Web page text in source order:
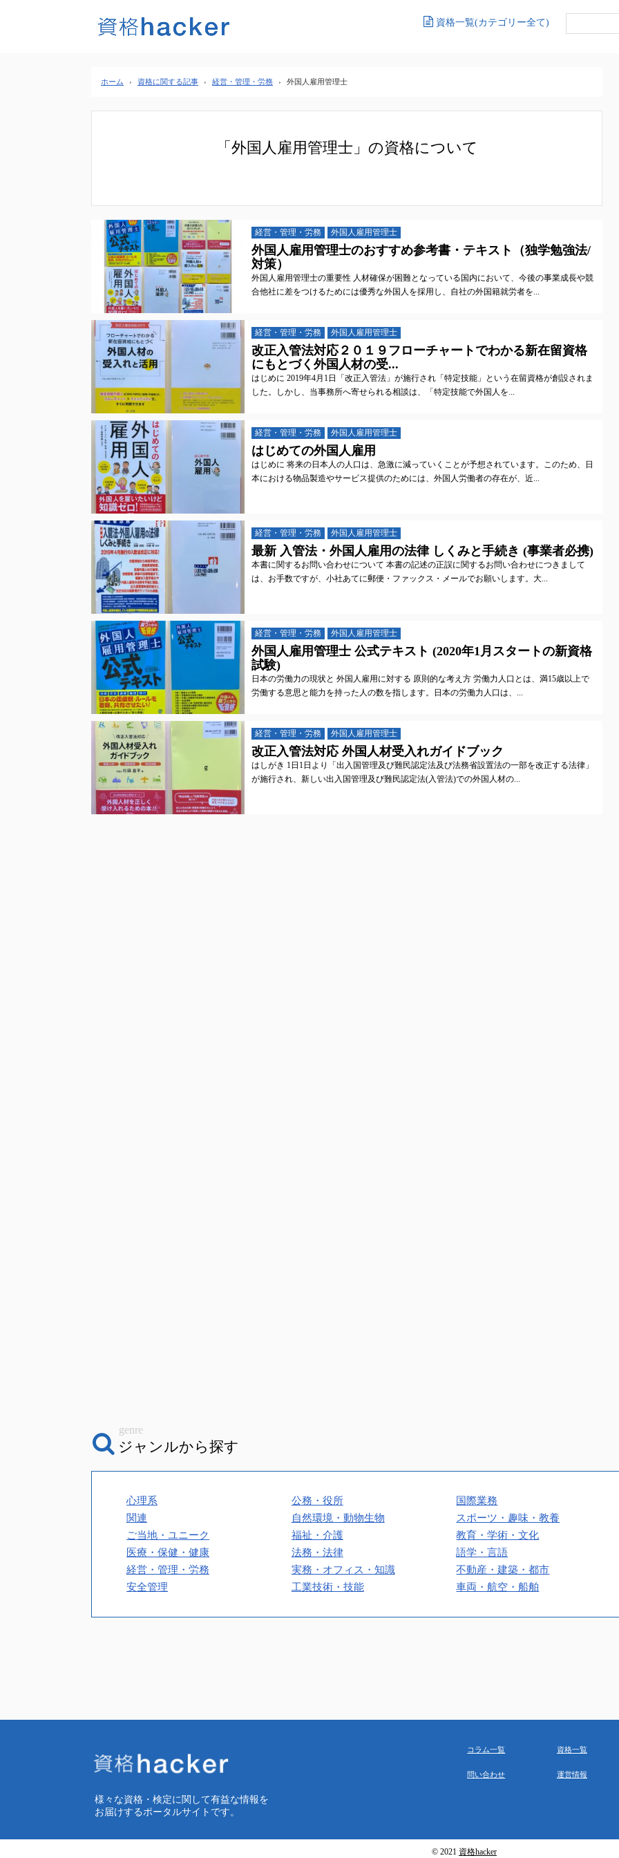
資格一覧(カテゴリー全て)
ホーム › 資格に関する記事 › 経営・管理・労務 › 外国人雇用管理士
「外国人雇用管理士」の資格について
経営・管理・労務 外国人雇用管理士
外国人雇用管理士のおすすめ参考書・テキスト（独学勉強法/
対策）
外国人雇用管理士の重要性 人材確保が困難となっている国内において、今後の事業成長や競
合他社に差をつけるためには優秀な外国人を採用し、自社の外国籍就労者を...
経営・管理・労務 外国人雇用管理士
改正入管法対応２０１９フローチャートでわかる新在留資格
にもとづく外国人材の受...
はじめに 2019年4月1日「改正入管法」が施行され「特定技能」という在留資格が創設されま
した。しかし、当事務所へ寄せられる相談は、「特定技能で外国人を...
経営・管理・労務 外国人雇用管理士
はじめての外国人雇用
はじめに 将来の日本人の人口は、急激に減っていくことが予想されています。このため、日
本における物品製造やサービス提供のためには、外国人労働者の存在が、近...
経営・管理・労務 外国人雇用管理士
最新 入管法・外国人雇用の法律 しくみと手続き (事業者必携)
本書に関するお問い合わせについて 本書の記述の正誤に関するお問い合わせにつきまして
は、お手数ですが、小社あてに郵便・ファックス・メールでお願いします。大...
経営・管理・労務 外国人雇用管理士
外国人雇用管理士 公式テキスト (2020年1月スタートの新資格
試験)
日本の労働力の現状と 外国人雇用に対する 原則的な考え方 労働力人口とは、満15歳以上で
労働する意思と能力を持った人の数を指します。日本の労働力人口は、...
経営・管理・労務 外国人雇用管理士
改正入管法対応 外国人材受入れガイドブック
はしがき 1日1日より「出入国管理及び難民認定法及び法務省設置法の一部を改正する法律」
が施行され、新しい出入国管理及び難民認定法(入管法)での外国人材の...
ジャンルから探す
genre
心理系 公務・役所 国際業務
関連
自然環境・動物生物 スポーツ・趣味・教養
ご当地・ユニーク
福祉・介護 教育・学術・文化
医療・保健・健康
法務・法律 語学・言語
経営・管理・労務
実務・オフィス・知識 不動産・建築・都市
安全管理
工業技術・技能 車両・航空・船舶
様々な資格・検定に関して有益な情報を
お届けするポータルサイトです。
コラム一覧 資格一覧
問い合わせ 運営情報
© 2021 資格hacker